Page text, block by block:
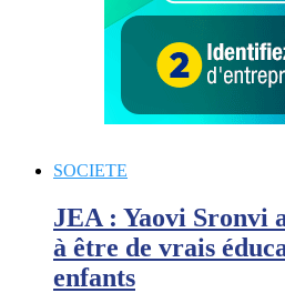
SOCIETE
JEA : Yaovi Sronvi
à être de vrais
enfants